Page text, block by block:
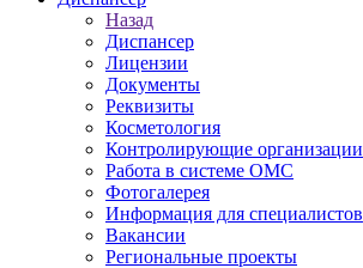
Назад
Диспансер
Лицензии
Документы
Реквизиты
Косметология
Контролирующие организации
Работа в системе ОМС
Фотогалерея
Информация для специалистов
Вакансии
Региональные проекты